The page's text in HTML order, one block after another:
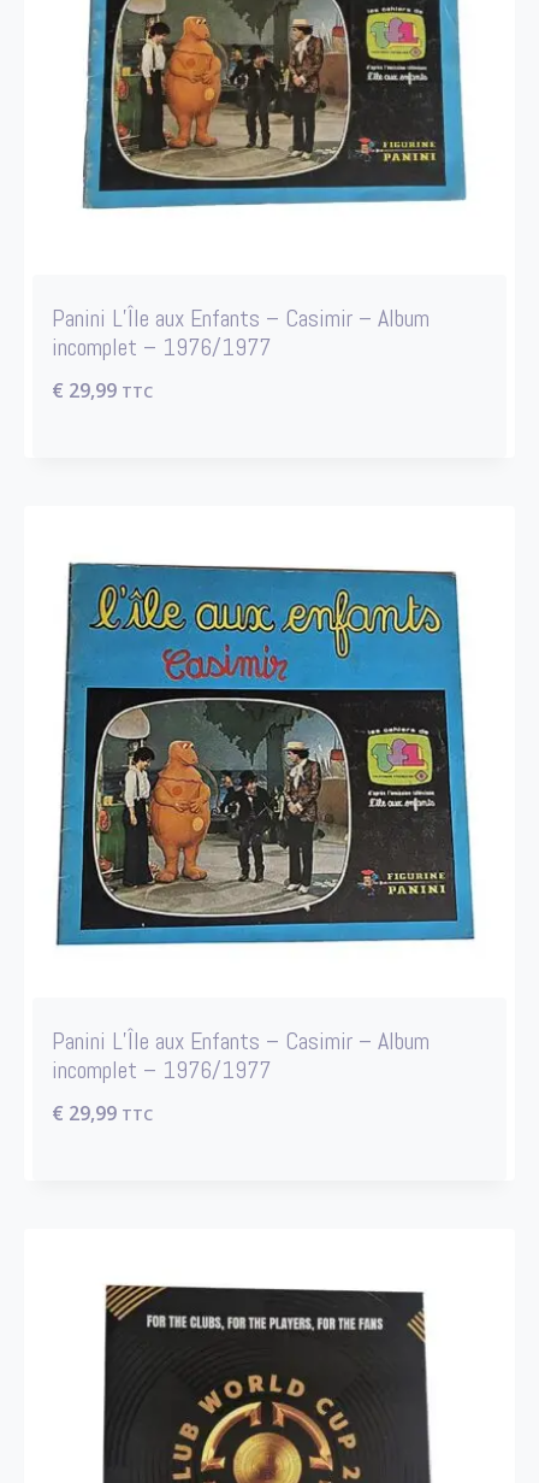
Panini L’Île aux Enfants – Casimir – Album
incomplet – 1976/1977
€ 29,99 TTC
Panini L’Île aux Enfants – Casimir – Album
incomplet – 1976/1977
€ 29,99 TTC